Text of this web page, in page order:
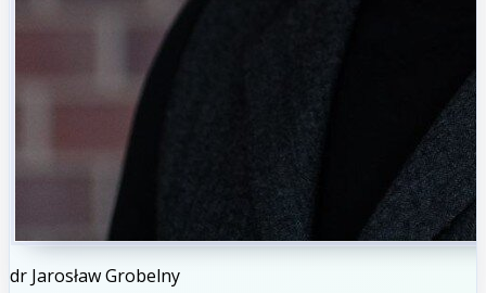
dr Jarosław Grobelny